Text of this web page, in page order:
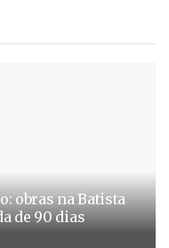
obras na Batista
de 90 dias